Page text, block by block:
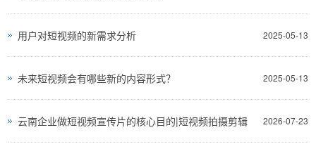
2025-05-13
用户对短视频的新需求分析
2025-05-13
未来短视频会有哪些新的内容形式？
2026-07-23
云南企业做短视频宣传片的核心目的|短视频拍摄剪辑